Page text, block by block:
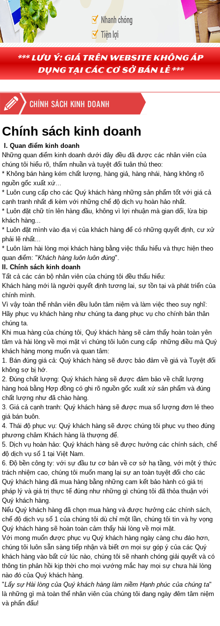
*** Lưu ý: Giá trên website không áp
dụng tại các cơ sở bán lẻ ***
CHÍNH SÁCH KINH DOANH
Chính sách kinh doanh
I. Quan điểm kinh doanh
Những quan điểm kinh doanh dưới đây đều đã được các nhân viên của
chúng tôi hiểu rõ, thấm nhuần và tuyệt đối tuân thủ theo:
* Không bán hàng kém chất lượng, hàng giả, hàng nhái, hàng không rõ
nguồn gốc xuất xứ...
* Luôn cung cấp cho các Quý khách hàng những sản phẩm tốt với giá cả
cạnh tranh nhất đi kèm với những chế độ dịch vụ hoàn hảo nhất.
* Luôn đặt chữ tín lên hàng đầu, không vì lợi nhuận mà gian dối, lừa bịp
khách hàng...
* Luôn đặt mình vào địa vị của khách hàng để có những quyết định, cư xử
phải lẽ nhất...
* Luôn làm hài lòng mọi khách hàng bằng việc thấu hiểu và thực hiện theo
quan điểm: "Khách hàng luôn luôn đúng".
II. Chính sách kinh doanh
Tất cả các cán bộ nhân viên của chúng tôi đều thấu hiểu:
Khách hàng mới là người quyết định tương lai, sự tồn tại và phát triển của
chính mình.
Vì vậy toàn thể nhân viên đều luôn tâm niệm và làm việc theo suy nghĩ:
Hãy phục vụ khách hàng như chúng ta đang phục vụ cho chính bản thân
chúng ta.
Khi mua hàng của chúng tôi, Quý khách hàng sẽ cảm thấy hoàn toàn yên
tâm và hài lòng về mọi mặt vì chúng tôi luôn cung cấp những điều mà Quý
khách hàng mong muốn và quan tâm:
1. Bán đúng giá cả: Quý khách hàng sẽ được bảo đảm về giá và Tuyệt đối
không sợ bị hớ.
2. Đúng chất lượng: Quý khách hàng sẽ được đảm bảo về chất lượng
hàng hoá bằng Hợp đồng có ghi rõ nguồn gốc xuất xứ sản phẩm và đúng
chất lượng như đã chào hàng.
3. Giá cả cạnh tranh: Quý khách hàng sẽ được mua số lượng đơn lẻ theo
giá bán buôn.
4. Thái độ phục vụ: Quý khách hàng sẽ được chúng tôi phục vụ theo đúng
phương châm Khách hàng là thượng đế.
5. Dịch vụ hoàn hảo: Quý khách hàng sẽ được hưởng các chính sách, chế
độ dịch vụ số 1 tại Việt Nam.
6. Độ bền công ty: với sự đầu tư cơ bản về cơ sở hạ tầng, với một ý thức
trách nhiệm cao, chúng tôi muốn mang lại sự an toàn tuyệt đối cho các
Quý khách hàng đã mua hàng bằng những cam kết bảo hành có giá trị
pháp lý và giá trị thực tế đúng như những gì chúng tôi đã thỏa thuận với
Quý khách hàng.
Nếu Quý khách hàng đã chọn mua hàng và được hưởng các chính sách,
chế độ dịch vụ số 1 của chúng tôi dù chỉ một lần, chúng tôi tin và hy vọng
Quý khách hàng sẽ hoàn toàn cảm thấy hài lòng về mọi mặt.
Với mong muốn được phục vụ Quý khách hàng ngày càng chu đáo hơn,
chúng tôi luôn sẵn sàng tiếp nhận và biết ơn mọi sự góp ý của các Quý
khách hàng vào bất cứ lúc nào, chúng tôi sẽ nhanh chóng giải quyết và có
thông tin phản hồi kịp thời cho mọi vướng mắc hay mọi sự chưa hài lòng
nào đó của Quý khách hàng.
"Lấy sự Hài lòng của Quý khách hàng làm niềm Hạnh phúc của chúng ta"
là những gì mà toàn thể nhân viên của chúng tôi đang ngày đêm tâm niệm
và phấn đấu!